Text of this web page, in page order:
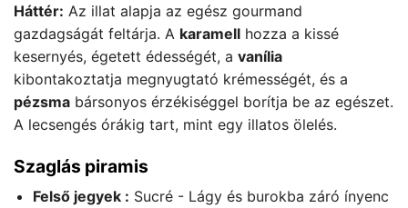
Háttér: Az illat alapja az egész gourmand
gazdagságát feltárja. A karamell hozza a kissé
kesernyés, égetett édességét, a vanília
kibontakoztatja megnyugtató krémességét, és a
pézsma bársonyos érzékiséggel borítja be az egészet.
A lecsengés órákig tart, mint egy illatos ölelés.
Szaglás piramis
Felső jegyek : Sucré - Lágy és burokba záró ínyenc